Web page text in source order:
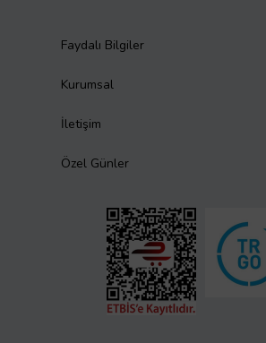
Faydalı Bilgiler
Kurumsal
İletişim
Özel Günler